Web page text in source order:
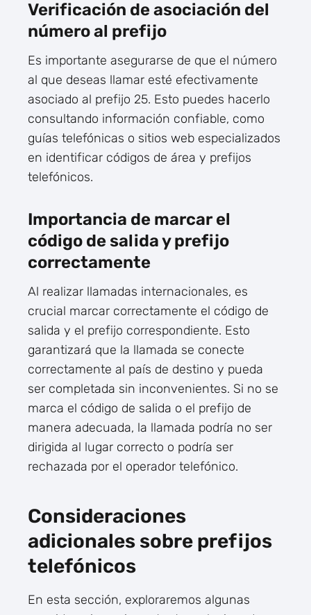
Verificación de asociación del
número al prefijo
Es importante asegurarse de que el número
al que deseas llamar esté efectivamente
asociado al prefijo 25. Esto puedes hacerlo
consultando información confiable, como
guías telefónicas o sitios web especializados
en identificar códigos de área y prefijos
telefónicos.
Importancia de marcar el
código de salida y prefijo
correctamente
Al realizar llamadas internacionales, es
crucial marcar correctamente el código de
salida y el prefijo correspondiente. Esto
garantizará que la llamada se conecte
correctamente al país de destino y pueda
ser completada sin inconvenientes. Si no se
marca el código de salida o el prefijo de
manera adecuada, la llamada podría no ser
dirigida al lugar correcto o podría ser
rechazada por el operador telefónico.
Consideraciones
adicionales sobre prefijos
telefónicos
En esta sección, exploraremos algunas